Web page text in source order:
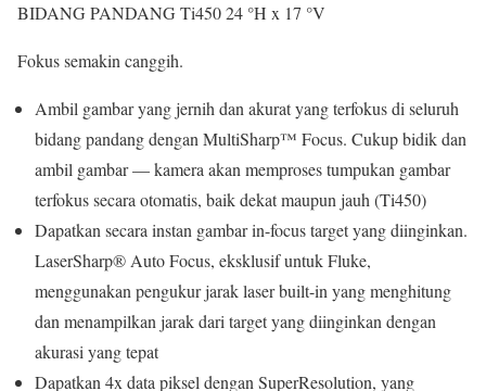
BIDANG PANDANGTi45024 °H x 17 °V
Fokus semakin canggih.
Ambil gambar yang jernih dan akurat yang terfokus di seluruh
bidang pandang dengan MultiSharp™ Focus. Cukup bidik dan
ambil gambar — kamera akan memproses tumpukan gambar
terfokus secara otomatis, baik dekat maupun jauh (Ti450)
Dapatkan secara instan gambar in-focus target yang diinginkan.
LaserSharp® Auto Focus, eksklusif untuk Fluke,
menggunakan pengukur jarak laser built-in yang menghitung
dan menampilkan jarak dari target yang diinginkan dengan
akurasi yang tepat
Dapatkan 4x data piksel dengan SuperResolution, yang